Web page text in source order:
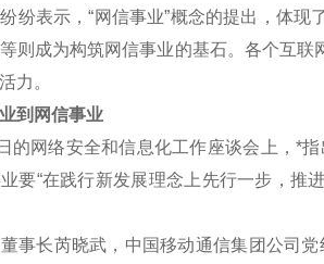
表示，“网信事业”概念的提出，体现
则成为构筑网信事业的基石。各个互
力。
网信事业
网络安全和信息化工作座谈会上，*指
要“在践行新发展理念上先行一步，推
长芮晓武，中国移动通信集团公司党